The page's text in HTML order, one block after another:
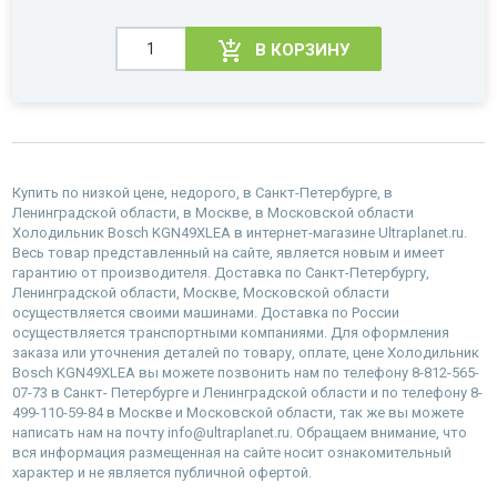
В КОРЗИНУ
Купить по низкой цене, недорого, в Санкт-Петербурге, в
Ленинградской области, в Москве, в Московской области
Холодильник Bosch KGN49XLEA в интернет-магазине Ultraplanet.ru.
Весь товар представленный на сайте, является новым и имеет
гарантию от производителя. Доставка по Санкт-Петербургу,
Ленинградской области, Москве, Московской области
осуществляется своими машинами. Доставка по России
осуществляется транспортными компаниями. Для оформления
заказа или уточнения деталей по товару, оплате, цене Холодильник
Bosch KGN49XLEA вы можете позвонить нам по телефону 8-812-565-
07-73 в Санкт- Петербурге и Ленинградской области и по телефону 8-
499-110-59-84 в Москве и Московской области, так же вы можете
написать нам на почту info@ultraplanet.ru. Обращаем внимание, что
вся информация размещенная на сайте носит ознакомительный
характер и не является публичной офертой.